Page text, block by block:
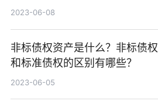
2023-06-08
非标债权资产是什么？非标债权
和标准债权的区别有哪些？
2023-06-05